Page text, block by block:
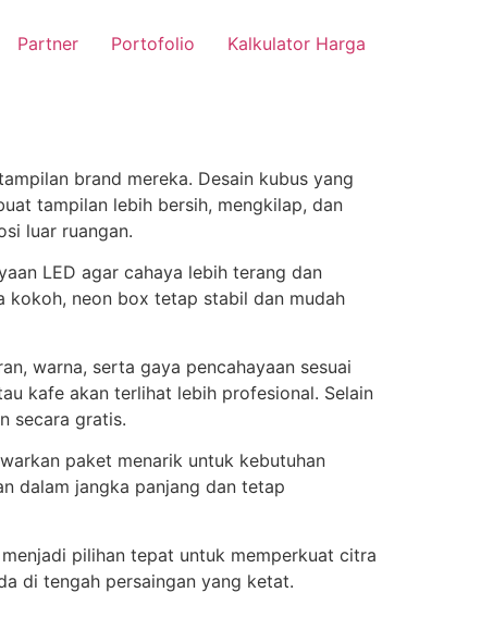
Partner Portofolio Kalkulator Harga
brand mereka. Desain kubus yang
tampilan lebih bersih, mengkilap, dan
luar ruangan.
LED agar cahaya lebih terang dan
kokoh, neon box tetap stabil dan mudah
warna, serta gaya pencahayaan sesuai
kafe akan terlihat lebih profesional. Selain
secara gratis.
paket menarik untuk kebutuhan
dalam jangka panjang dan tetap
pilihan tepat untuk memperkuat citra
di tengah persaingan yang ketat.